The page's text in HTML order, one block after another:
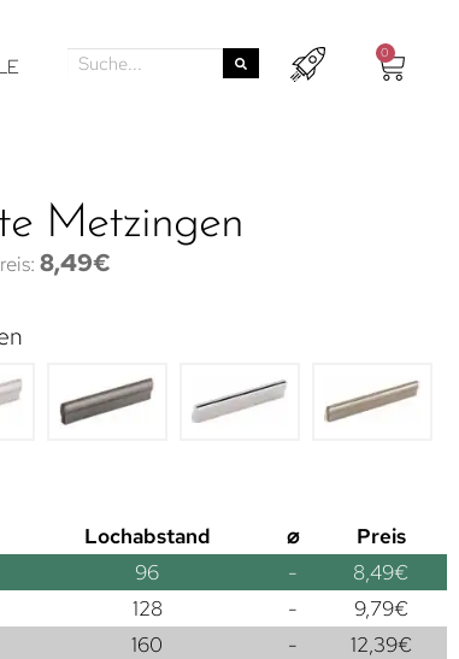
0
Metzingen
8,49€
Lochabstand ⌀
Preis
96 - 8,49€
128 - 9,79€
160 - 12,39€